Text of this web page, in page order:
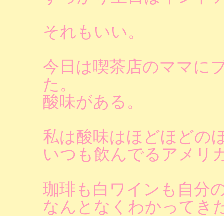
それもいい。
今日は喫茶店のママに
た。
酸味がある。
私は酸味はほどほどの
いつも飲んでるアメリ
珈琲も白ワインも自分
なんとなくわかってき